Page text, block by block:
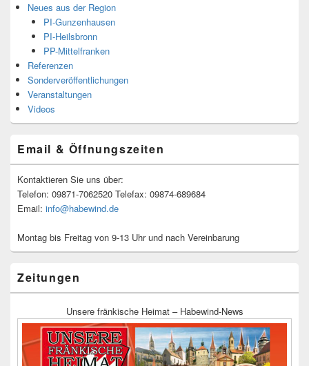
Neues aus der Region
PI-Gunzenhausen
PI-Heilsbronn
PP-Mittelfranken
Referenzen
Sonderveröffentlichungen
Veranstaltungen
Videos
Email & Öffnungszeiten
Kontaktieren Sie uns über:
Telefon: 09871-7062520 Telefax: 09874-689684
Email: info@habewind.de
Montag bis Freitag von 9-13 Uhr und nach Vereinbarung
Zeitungen
Unsere fränkische Heimat – Habewind-News